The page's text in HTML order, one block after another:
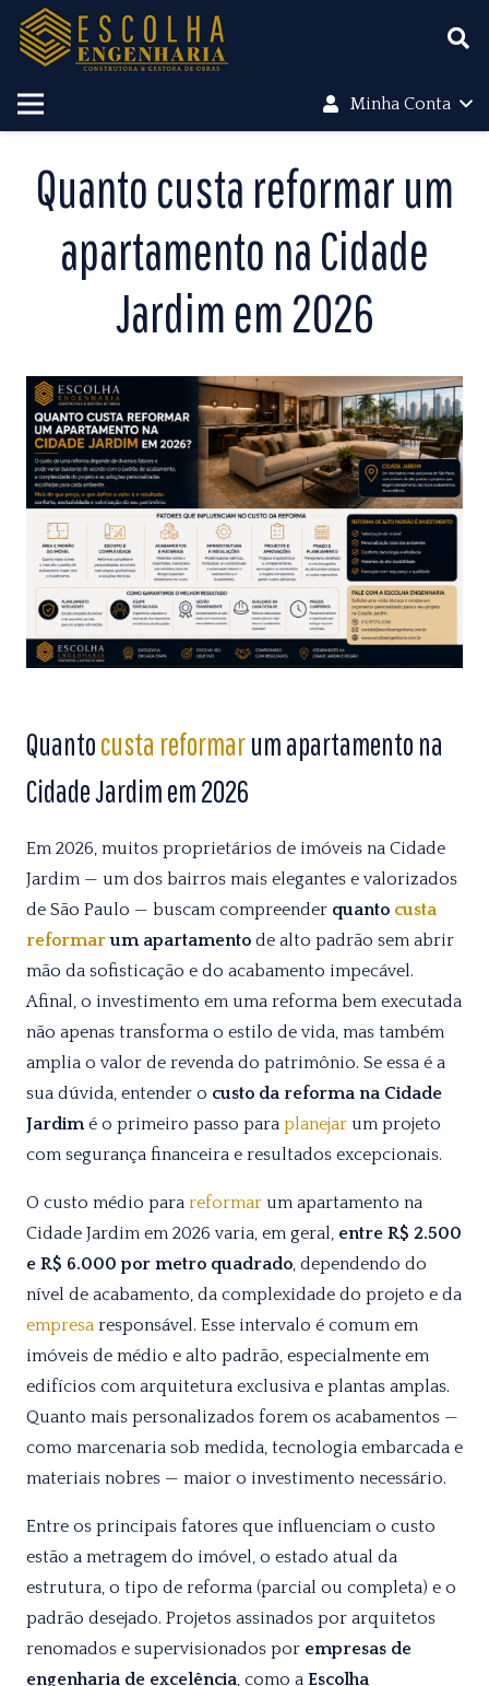
Minha Conta
Quanto custa reformar um
apartamento na Cidade
Jardim em 2026
Quantocusta reformarum apartamento na
Cidade Jardim em 2026
Em 2026, muitos proprietários de imóveis na Cidade
Jardim — um dos bairros mais elegantes e valorizados
de São Paulo — buscam compreender quanto custa
reformarum apartamento de alto padrão sem abrir
mão da sofisticação e do acabamento impecável.
Afinal, o investimento em uma reforma bem executada
não apenas transforma o estilo de vida, mas também
amplia o valor de revenda do patrimônio. Se essa é a
sua dúvida, entender o custo da reforma na Cidade
Jardimé o primeiro passo para planejar um projeto
com segurança financeira e resultados excepcionais.
O custo médio para reformar um apartamento na
Cidade Jardim em 2026 varia, em geral, entre R$ 2.500
e R$ 6.000 por metro quadrado, dependendo do
nível de acabamento, da complexidade do projeto e da
empresa responsável. Esse intervalo é comum em
imóveis de médio e alto padrão, especialmente em
edifícios com arquitetura exclusiva e plantas amplas.
Quanto mais personalizados forem os acabamentos —
como marcenaria sob medida, tecnologia embarcada e
materiais nobres — maior o investimento necessário.
Entre os principais fatores que influenciam o custo
estão a metragem do imóvel, o estado atual da
estrutura, o tipo de reforma (parcial ou completa) e o
padrão desejado. Projetos assinados por arquitetos
renomados e supervisionados por empresas de
engenharia de excelência, como a Escolha